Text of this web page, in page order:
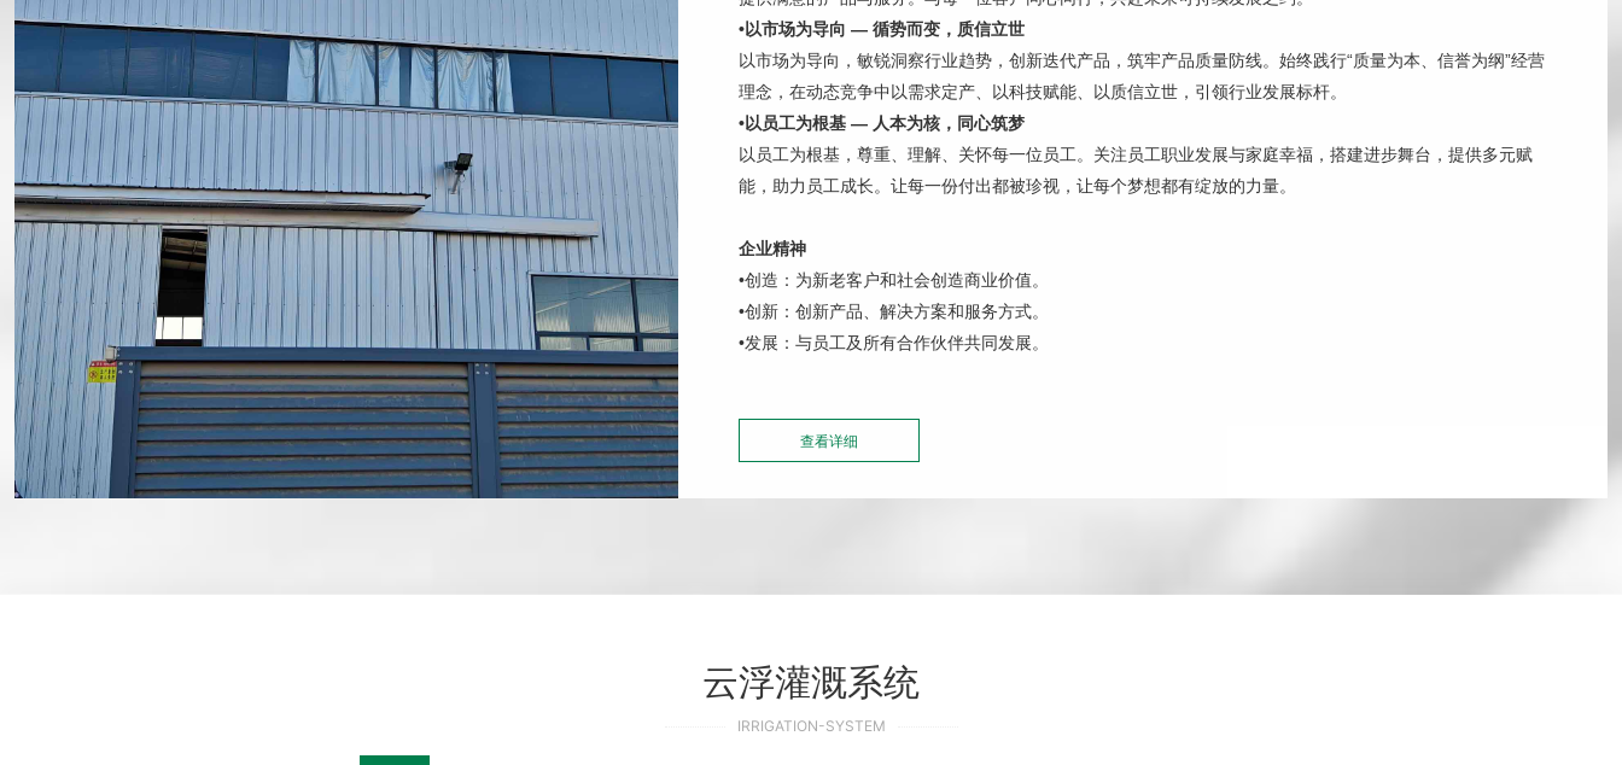
•以市场为导向 — 循势而变，质信立世
以市场为导向，敏锐洞察行业趋势，创新迭代产品，筑牢产品质量防线。始终践行“质量为本、信誉为纲”经营
理念，在动态竞争中以需求定产、以科技赋能、以质信立世，引领行业发展标杆。
•以员工为根基— 人本为核，同心筑梦
以员工为根基，尊重、理解、关怀每一位员工。关注员工职业发展与家庭幸福，搭建进步舞台，提供多元赋
能，助力员工成长。让每一份付出都被珍视，让每个梦想都有绽放的力量。
企业精神
•创造：为新老客户和社会创造商业价值。
•创新：创新产品、解决方案和服务方式。
•发展：与员工及所有合作伙伴共同发展。
查看详细
云浮灌溉系统
IRRIGATION-SYSTEM